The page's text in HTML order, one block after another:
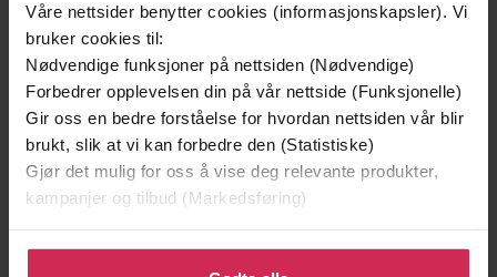
Våre nettsider benytter cookies (informasjonskapsler). Vi
bruker cookies til:
Nødvendige funksjoner på nettsiden (Nødvendige)
Forbedrer opplevelsen din på vår nettside (Funksjonelle)
Gir oss en bedre forståelse for hvordan nettsiden vår blir
brukt, slik at vi kan forbedre den (Statistiske)
Gjør det mulig for oss å vise deg relevante produkter,
kampanjer og tilbud (Markedsføring)
Klikk på «Godta alle» for å gi oss ditt samtykke til å
199,-
Minnesota
Jo Nesbø
EBOK
349,-
Utskudd
Jørn Lier Horst
EBOK